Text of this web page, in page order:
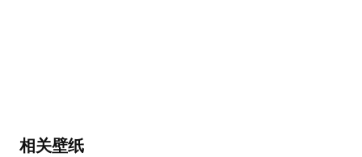
相关壁纸